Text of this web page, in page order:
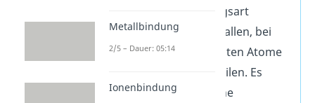
chemische Bindungsart
zwischen Nichtmetallen, bei
der sich die beteiligten Atome
Elektronenpaare teilen. Es
handelt sich um eine
Metallbindung
2/5 – Dauer: 05:14
Ionenbindung